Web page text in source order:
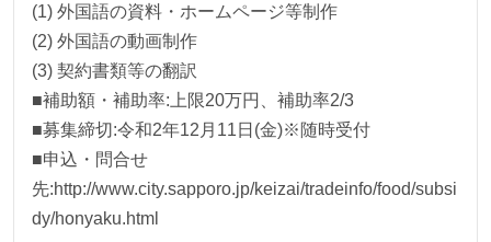
(1) 外国語の資料・ホームページ等制作
(2) 外国語の動画制作
(3) 契約書類等の翻訳
■補助額・補助率:上限20万円、補助率2/3
■募集締切:令和2年12月11日(金)※随時受付
■申込・問合せ
先:http://www.city.sapporo.jp/keizai/tradeinfo/food/subsi
dy/honyaku.html